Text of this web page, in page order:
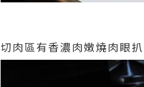
切肉區有香濃肉嫩燒肉眼